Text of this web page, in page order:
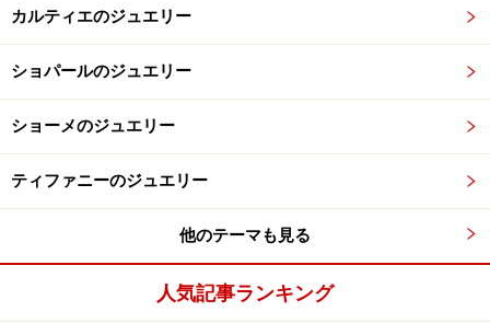
カルティエのジュエリー
ショパールのジュエリー
ショーメのジュエリー
ティファニーのジュエリー
他のテーマも見る
人気記事ランキング